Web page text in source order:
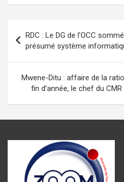
ce
b
o
o
k
at
s
A
p
p
se
n
g
er
de
l’article
RDC : Le DG de l’OCC
présumé système
Mwene-Ditu : affaire de la
fin d’année, le chef du